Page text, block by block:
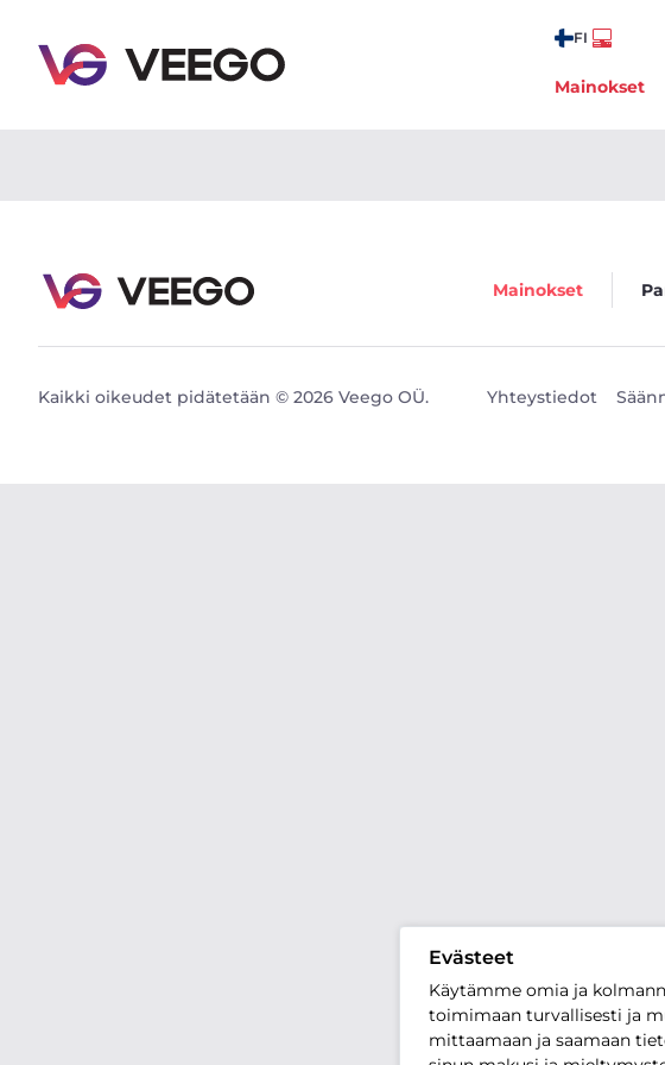
FI
Mainokset
Evästeet
Käytämme omia ja
toimimaan turvallisesti ja
mittaamaan ja saamaan
Mainokset
Kaikki oikeudet pidätetään © 2026 Veego OÜ. Yhteystiedot